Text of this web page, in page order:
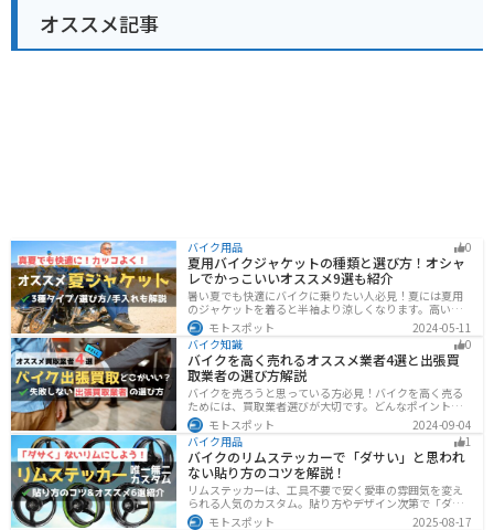
オススメ記事
バイク用品 0
夏用バイクジャケットの種類と選び方！オシャ
レでかっこいいオススメ9選も紹介
暑い夏でも快適にバイクに乗りたい人必見！夏には夏用
のジャケットを着ると半袖より涼しくなります。高い透
湿性のフルメッシュ素材やハーフメッシュはもちろん、
デザイン性に優れたテキスタイルジャケットもあるの
で、カッコよくバイクに乗りたい人でも使える装備があ
ります。
モトスポット
2024-05-11
バイク知識
0
バイクを高く売れるオススメ業者4選と出張買
取業者の選び方解説
バイクを売ろうと思っている方必見！バイクを高く売る
ためには、買取業者選びが大切です。どんなポイントで
業者を選べばいいのか見るべきポイントを7つまとめまし
た。また、買取実績が豊富なオススメの買取業者を4つを
厳選・解説します。
モトスポット
2024-09-04
バイク用品
1
バイクのリムステッカーで「ダサい」と思われ
ない貼り方のコツを解説！
リムステッカーは、工具不要で安く愛車の雰囲気を変え
られる人気のカスタム。貼り方やデザイン次第で「ダサ
い」仕上がりになることも。本記事では失敗例や選び
モトスポット
2025-08-17